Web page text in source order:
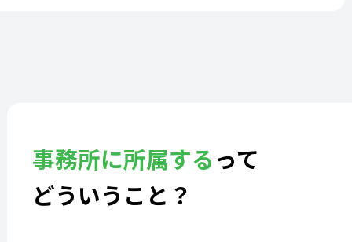
事務所に所属するって
どういうこと？